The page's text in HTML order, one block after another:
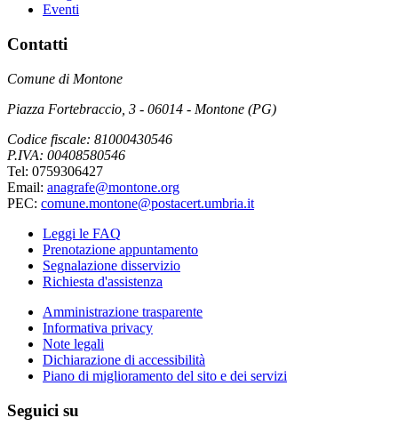
Eventi
Contatti
Comune di Montone
Piazza Fortebraccio, 3 - 06014 - Montone (PG)
Codice fiscale: 81000430546
P.IVA: 00408580546
Tel: 0759306427
Email: anagrafe@montone.org
PEC: comune.montone@postacert.umbria.it
Leggi le FAQ
Prenotazione appuntamento
Segnalazione disservizio
Richiesta d'assistenza
Amministrazione trasparente
Informativa privacy
Note legali
Dichiarazione di accessibilità
Piano di miglioramento del sito e dei servizi
Seguici su